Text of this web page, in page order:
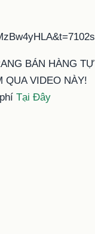
BÁN HÀNG TỰ
QUA VIDEO NÀY!
Tại Đây